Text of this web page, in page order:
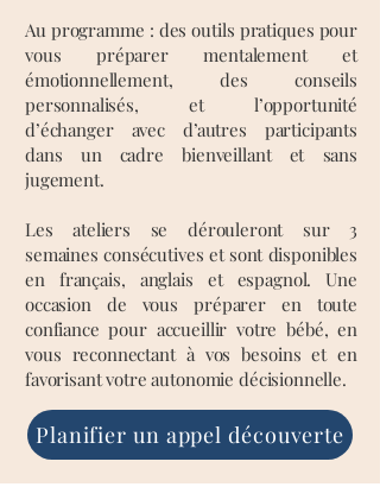
Au programme : des outils pratiques pour
vous préparer mentalement et
émotionnellement, des conseils
personnalisés, et l’opportunité
d’échanger avec d’autres participants
dans un cadre bienveillant et sans
jugement.
Les ateliers se dérouleront sur 3
semaines consécutives et sont disponibles
en français, anglais et espagnol. Une
occasion de vous préparer en toute
confiance pour accueillir votre bébé, en
vous reconnectant à vos besoins et en
favorisant votre autonomie décisionnelle.
Planifier un appel découverte